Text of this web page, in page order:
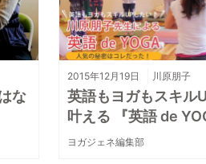
な
2015年12月19日 川原朋子
英語もヨガもスキル
叶える 『英語 de
ヨガジェネ編集部